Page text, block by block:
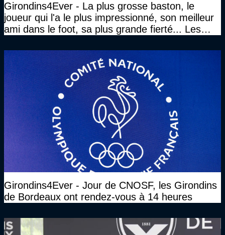
Girondins4Ever - La plus grosse baston, le
joueur qui l'a le plus impressionné, son meilleur
ami dans le foot, sa plus grande fierté... Les
Girondins4Ever - Jour de CNOSF, les Girondins
de Bordeaux ont rendez-vous à 14 heures